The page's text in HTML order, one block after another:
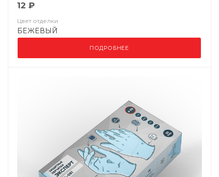
12 ₽
Цвет отделки
БЕЖЕВЫЙ
ПОДРОБНЕЕ